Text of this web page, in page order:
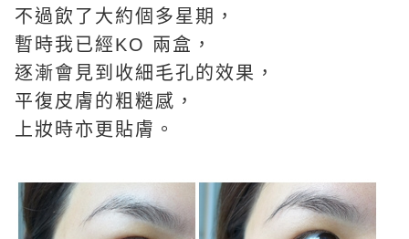
不過飲了大約個多星期，
暫時我已經KO 兩盒，
逐漸會見到收細毛孔的效果，
平復皮膚的粗糙感，
上妝時亦更貼膚。